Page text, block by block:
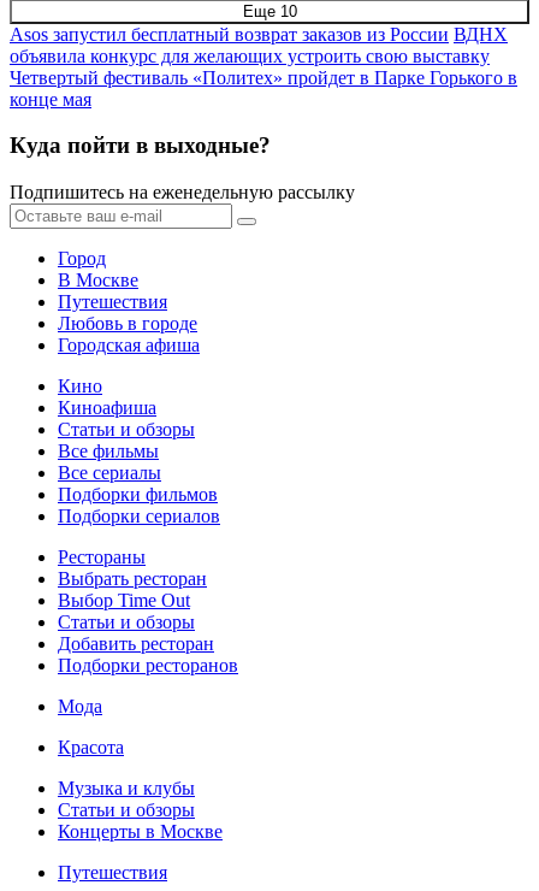
Еще 10
Asos запустил бесплатный возврат заказов из России ВДНХ
объявила конкурс для желающих устроить свою выставку
Четвертый фестиваль «Политех» пройдет в Парке Горького в
конце мая
Куда пойти в выходные?
Подпишитесь на еженедельную рассылку
Город
В Москве
Путешествия
Любовь в городе
Городская афиша
Кино
Киноафиша
Статьи и обзоры
Все фильмы
Все сериалы
Подборки фильмов
Подборки сериалов
Рестораны
Выбрать ресторан
Выбор Time Out
Статьи и обзоры
Добавить ресторан
Подборки ресторанов
Мода
Красота
Музыка и клубы
Статьи и обзоры
Концерты в Москве
Путешествия